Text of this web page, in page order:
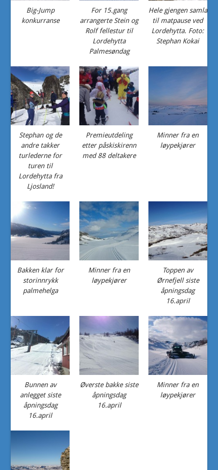
Big-Jump
konkurranse
For 15.gang
arrangerte Stein og
Rolf fellestur til
Lordehytta
Palmesøndag
Hele gjengen samla
til matpause ved
Lordehytta. Foto:
Stephan Kokai
Stephan og de
andre takker
turlederne for
turen til
Lordehytta fra
Ljosland!
Premieutdeling
etter påskiskirenn
med 88 deltakere
Minner fra en
løypekjører
Bakken klar for
storinnrykk
palmehelga
Minner fra en
løypekjører
Toppen av
Ørnefjell siste
åpningsdag
16.april
Bunnen av
anlegget siste
åpningsdag
16.april
Øverste bakke siste
åpningsdag
16.april
Minner fra en
løypekjører